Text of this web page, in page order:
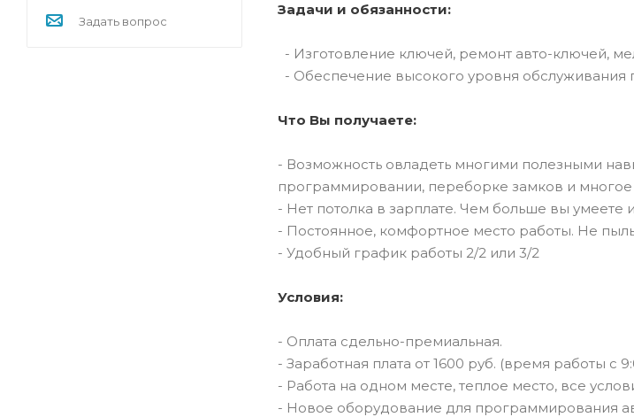
Задачи и обязанности:
- Изготовление ключей, ремонт авто-ключей,
- Обеспечение высокого уровня обслуживания
Что Вы получаете:
- Возможность овладеть многими полезными
программировании, переборке замков и многое
- Нет потолка в зарплате. Чем больше вы умеете
- Постоянное, комфортное место работы. Не
- Удобный график работы 2/2 или 3/2
Условия:
- Оплата сдельно-премиальная.
- Заработная плата от 1600 руб. (время работы с
- Работа на одном месте, теплое место, все
- Новое оборудование для программирования
Задать вопрос